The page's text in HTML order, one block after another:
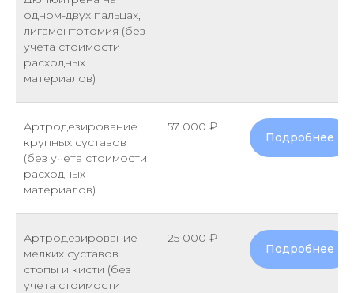
одном-двух пальцах,
лигаментотомия (без
учета стоимости
расходных
материалов)
Артродезирование
крупных суставов
(без учета стоимости
расходных
материалов)
57 000 ₽
Подробнее
Артродезирование
мелких суставов
стопы и кисти (без
учета стоимости
25 000 ₽
Подробнее